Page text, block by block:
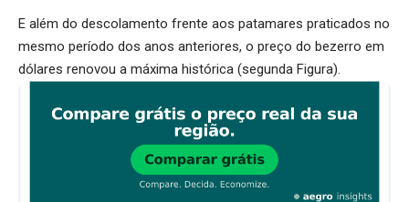
E além do descolamento frente aos patamares praticados no
mesmo período dos anos anteriores, o preço do bezerro em
dólares renovou a máxima histórica (segunda Figura).